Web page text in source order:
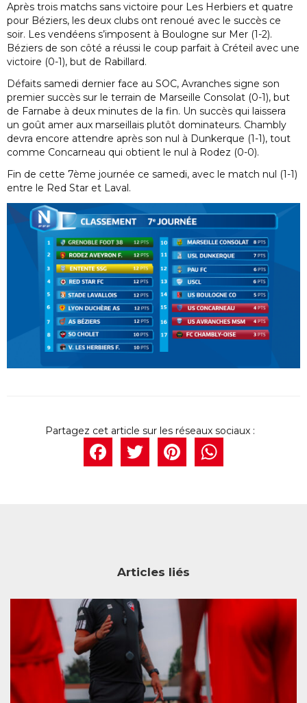
Après trois matchs sans victoire pour Les Herbiers et quatre
pour Béziers, les deux clubs ont renoué avec le succès ce
soir. Les vendéens s’imposent à Boulogne sur Mer (1-2).
Béziers de son côté a réussi le coup parfait à Créteil avec une
victoire (0-1), but de Rabillard.
Défaits samedi dernier face au SOC, Avranches signe son
premier succès sur le terrain de Marseille Consolat (0-1), but
de Farnabe à deux minutes de la fin. Un succès qui laissera
un goût amer aux marseillais plutôt dominateurs. Chambly
devra encore attendre après son nul à Dunkerque (1-1), tout
comme Concarneau qui obtient le nul à Rodez (0-0).
Fin de cette 7ème journée ce samedi, avec le match nul (1-1)
entre le Red Star et Laval.
Facebook
Twitter
Articles liés